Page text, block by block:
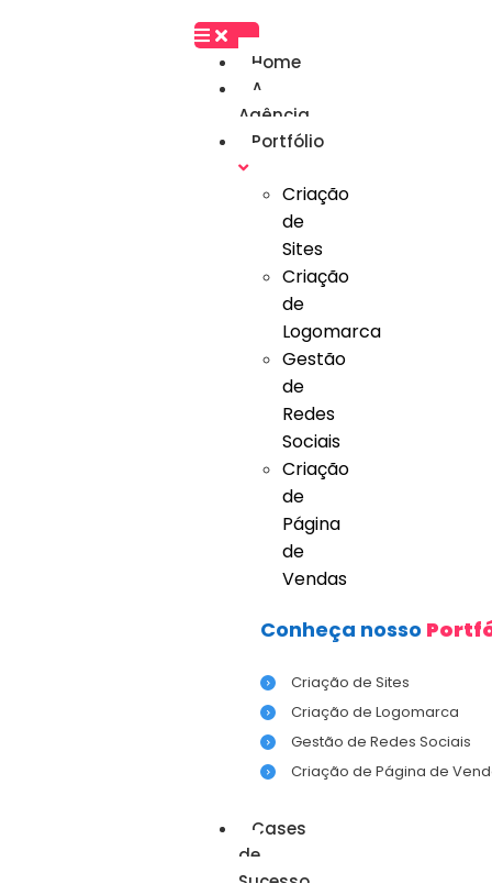
Home
A
Agência
Portfólio
Criação
de
Sites
Criação
de
Logomarca
Gestão
de
Redes
Sociais
Criação
de
Página
de
Vendas
Conheça nosso
Criação de Sites
Criação de Logomarca
Gestão de Redes Sociais
Criação de Página de
Cases
de
Sucesso